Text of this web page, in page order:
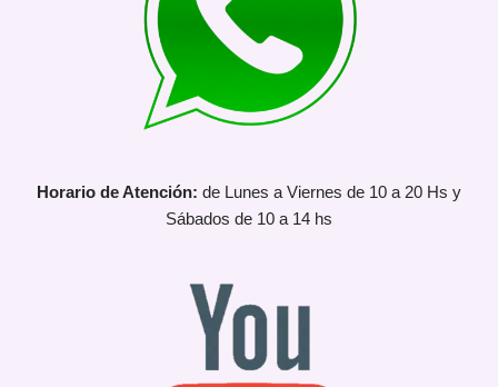
Horario de Atención: de Lunes a Viernes de 10 a 20 Hs y
Sábados de 10 a 14 hs